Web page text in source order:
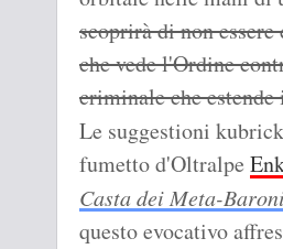
scoprirà di non
che vede l'Ordine
criminale che
Le suggestioni
fumetto d'Oltralpe
Casta dei Meta-
questo evocativo